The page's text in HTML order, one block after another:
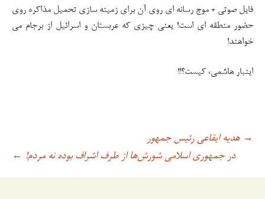
فایل صوتی + موج رسانه ای روی آن برای زمینه سازی تحمیل مذاکره روی
حضور منطقه ای است! یعنی چیزی که عربستان و اسرائیل از برجام می
خواهند!
اینبار هاشمی، کیست؟!!
ناوبری
نوشته
→ هدیه ایقاعی رئیس جمهور
در جمهوری اسلامی شورش‌ها از طرف اشراف بوده نه مردم! ←